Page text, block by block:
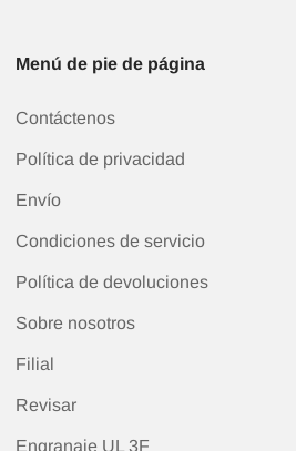
Menú de pie de página
Contáctenos
Política de privacidad
Envío
Condiciones de servicio
Política de devoluciones
Sobre nosotros
Filial
Revisar
Engranaje UL 3F